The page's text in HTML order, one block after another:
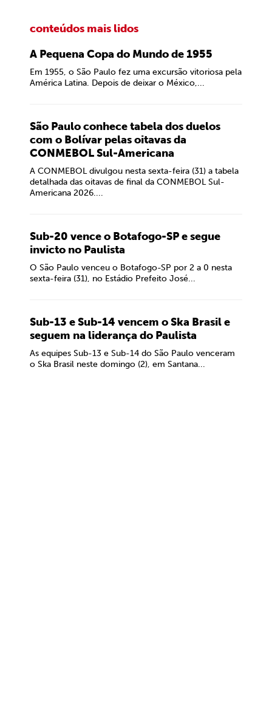
conteúdos mais lidos
A Pequena Copa do Mundo de 1955
Em 1955, o São Paulo fez uma excursão vitoriosa pela
América Latina. Depois de deixar o México,...
São Paulo conhece tabela dos duelos
com o Bolívar pelas oitavas da
CONMEBOL Sul-Americana
A CONMEBOL divulgou nesta sexta-feira (31) a tabela
detalhada das oitavas de final da CONMEBOL Sul-
Americana 2026....
Sub-20 vence o Botafogo-SP e segue
invicto no Paulista
O São Paulo venceu o Botafogo-SP por 2 a 0 nesta
sexta-feira (31), no Estádio Prefeito José...
Sub-13 e Sub-14 vencem o Ska Brasil e
seguem na liderança do Paulista
As equipes Sub-13 e Sub-14 do São Paulo venceram
o Ska Brasil neste domingo (2), em Santana...